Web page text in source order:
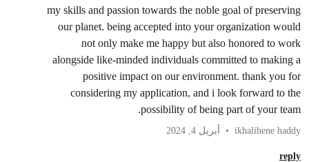
my skills and passion towards the noble goal of preserving
our planet. being accepted into your organization would
not only make me happy but also honored to work
alongside like-minded individuals committed to making a
positive impact on our environment. thank you for
considering my application, and i look forward to the
possibility of being part of your team.
ikhalihene haddy أبريل 4, 2024
reply